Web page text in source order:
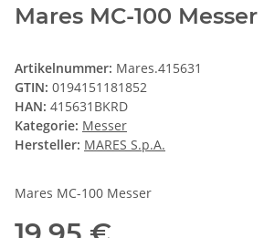
Mares MC-100 Messer
Artikelnummer: Mares.415631
GTIN: 0194151181852
HAN: 415631BKRD
Kategorie: Messer
Hersteller: MARES S.p.A.
Mares MC-100 Messer